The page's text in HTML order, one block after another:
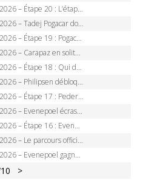
Galibier, Sarenne, Alpe d’Huez, qui succédera à Pogacar ?
l’Alpe d’Huez, 5e victoire, record de Pantani pulvérisé
peut-il enfin dompter l’Alpe d’Huez ?
Orcières-Merlette, Paret-Peintre à un point du maillot à pois
Orcières-Merlette, première marche vers l’Alpe d’Huez ?
compteur à Voiron, Pedersen en danger pour le maillot vert
peut-il verrouiller le maillot vert à Voiron ?
le chrono d’Évian, Seixas 4e, Lipowitz abandonne
Ganna… qui domptera le chrono d’Évian pour redessiner le podium ?
officiel complet : 21 étapes, profils, carte et dates
Vingegaard abandonne, Pogacar toujours en jaune
>